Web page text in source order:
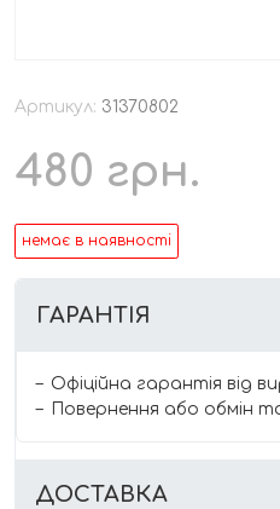
Артикул: 31370802
480 грн.
немає в наявності
ГАРАНТІЯ
Офіційна гарантія від
Повернення або обмін
ДОСТАВКА